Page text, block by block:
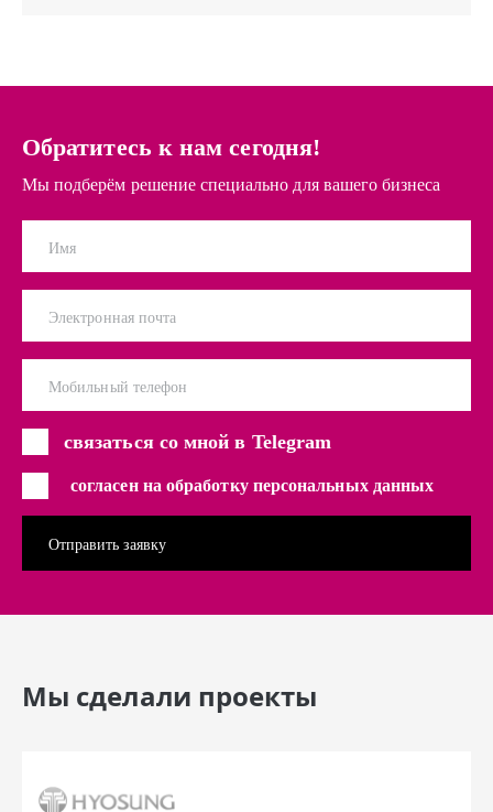
Обратитесь к нам сегодня!
Мы подберём решение специально для вашего бизнеса
Имя
Электронная почта
Мобильный телефон
связаться со мной в Telegram
согласен на обработку персональных данных
Мы сделали проекты